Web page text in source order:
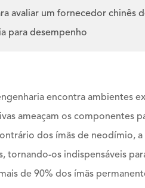
avaliar um fornecedor chinês
para desempenho
encontra ambientes
ameaçam os componentes
dos ímãs de neodímio,
tornando-os indispensáveis
de 90% dos ímãs